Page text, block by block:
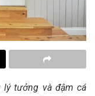
tưởng và đậm cá